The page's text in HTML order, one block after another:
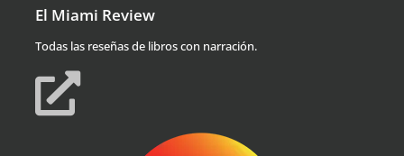
El Miami Review
Todas las reseñas de libros con narración.